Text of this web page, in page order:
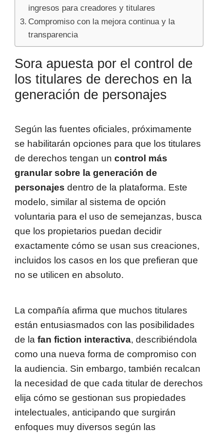
ingresos para creadores y titulares
Compromiso con la mejora continua y la
transparencia
Sora apuesta por el control de
los titulares de derechos en la
generación de personajes
Según las fuentes oficiales, próximamente
se habilitarán opciones para que los titulares
de derechos tengan un control más
granular sobre la generación de
personajes dentro de la plataforma. Este
modelo, similar al sistema de opción
voluntaria para el uso de semejanzas, busca
que los propietarios puedan decidir
exactamente cómo se usan sus creaciones,
incluidos los casos en los que prefieran que
no se utilicen en absoluto.
La compañía afirma que muchos titulares
están entusiasmados con las posibilidades
de la fan fiction interactiva, describiéndola
como una nueva forma de compromiso con
la audiencia. Sin embargo, también recalcan
la necesidad de que cada titular de derechos
elija cómo se gestionan sus propiedades
intelectuales, anticipando que surgirán
enfoques muy diversos según las